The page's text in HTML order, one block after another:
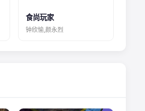
食尚玩家
钟欣愉,颜永烈